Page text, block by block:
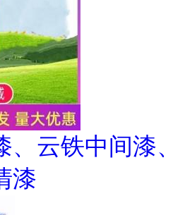
云铁中间漆、
漆